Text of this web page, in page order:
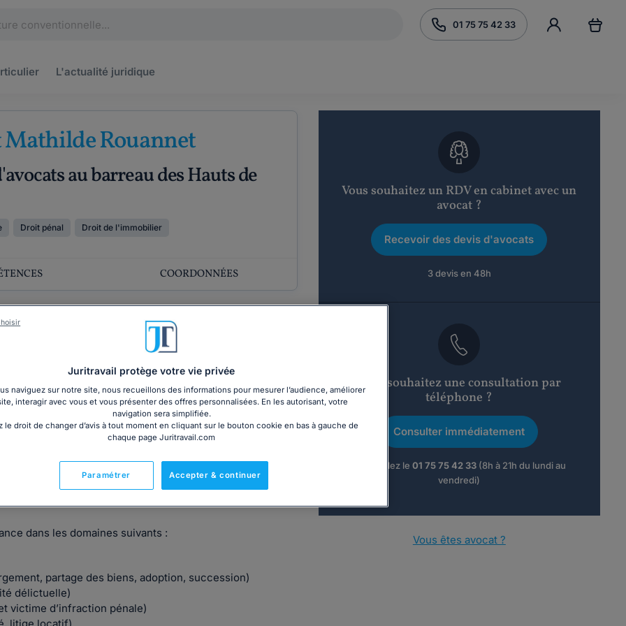
01 75 75 42 33
L'actualité juridique
Mathilde Rouannet
au barreau des Hauts de
Droit pénal Droit de l'immobilier
COORDONNÉES
la défense de vos intérêts sur l’ensemble du territoire
assiste au cours de négociations amiables et vous
dans les domaines suivants :
partage des biens, adoption, succession)
délictuelle)
victime d’infraction pénale)
Vous souhaitez un RDV en cabinet avec un
avocat ?
Recevoir des devis d'avocats
3 devis en 48h
Vous souhaitez une consultation par
téléphone ?
Consulter immédiatement
ou appelez le 01 75 75 42 33(8h à 21h du lundi au
vendredi)
Vous êtes avocat ?
Juritravail protège votre vie privée
naviguez sur notre site, nous recueillons des informations pour mesurer l’audience, améliorer
interagir avec vous et vous présenter des offres personnalisées. En les autorisant, votre
navigation sera simplifiée.
le droit de changer d’avis à tout moment en cliquant sur le bouton cookie en bas à gauche de
chaque page Juritravail.com
Accepter & continuer
Paramétrer